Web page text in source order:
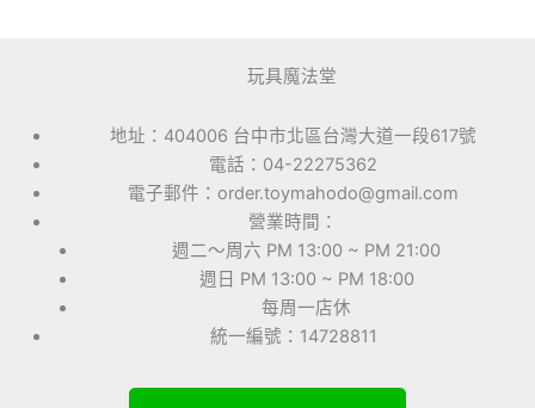
玩具魔法堂
地址：404006 台中市北區台灣大道一段617號
電話：04-22275362
電子郵件：order.toymahodo@gmail.com
營業時間：
週二～周六 PM 13:00 ~ PM 21:00
週日 PM 13:00 ~ PM 18:00
每周一店休
統一編號：14728811